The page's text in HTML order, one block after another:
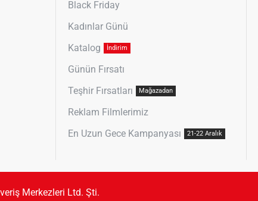
Black Friday
Kadınlar Günü
Katalog
İndirim
Günün Fırsatı
Teşhir Fırsatları
Mağazadan
Reklam Filmlerimiz
En Uzun Gece Kampanyası
21-22 Aralık
Merkezleri Ltd. Şti.